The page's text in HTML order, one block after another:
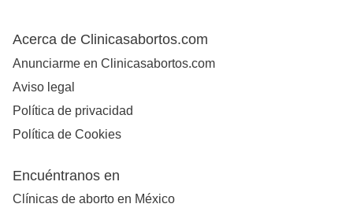
Acerca de Clinicasabortos.com
Anunciarme en Clinicasabortos.com
Aviso legal
Política de privacidad
Política de Cookies
Encuéntranos en
Clínicas de aborto en México